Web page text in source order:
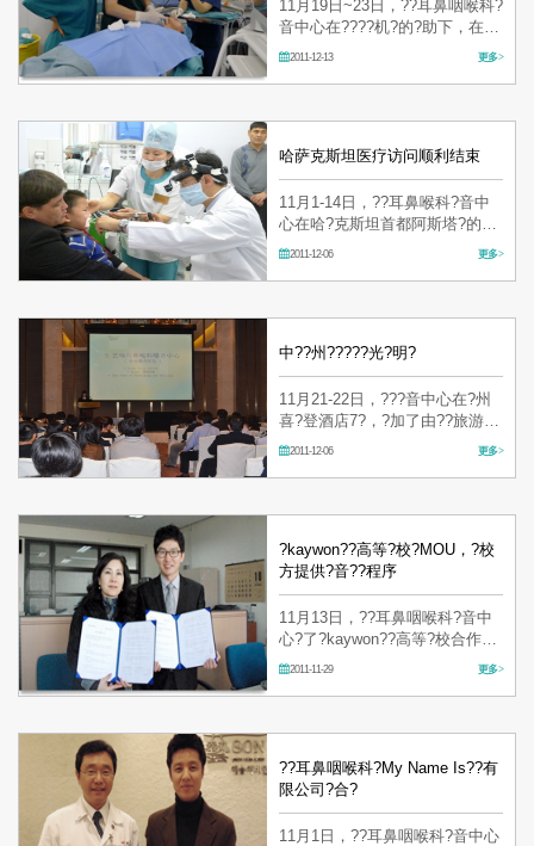
11月19日~23日，??耳鼻咽喉科?
音中心在????机?的?助下，在哈
沙克斯坦首都阿斯塔?的?究中心
了本次的海外??活?。 在哈沙克
斯坦…
2011-12-13 更多 >
哈萨克斯坦医疗访问顺利结束
11月1-14日，??耳鼻喉科?音中
心在哈?克斯坦首都阿斯塔?的市
立急救中心，?利?束了相?的海
哈?克?生部…
2011-12-06 更多 >
中??州?????光?明?
11月21-22日，???音中心在?州
喜?登酒店7?，?加了由??旅游?
展局主?的“中??州?????光?
院、消?者等?有130多名?加…
2011-12-06 更多 >
?kaywon??高等?校?MOU，?校
方提供?音??程序
11月13日，??耳鼻咽喉科?音中
心?了?kaywon??高等?校合作，
日前??校????（MOU）。?定此
（Artceum）?提供最科?的??和?
音康?程…
2011-11-29 更多 >
??耳鼻咽喉科?My Name Is??有
限公司?合?
11月1日，??耳鼻咽喉科?音中心